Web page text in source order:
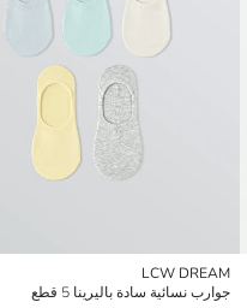
LCW DREAM
جوارب نسائية سادة باليرينا 5 قطع